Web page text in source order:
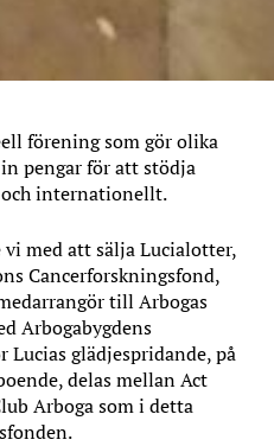
förening som gör olika
pengar för att stödja
internationellt.
med att sälja Lucialotter,
Cancerforskningsfond,
till Arbogas
Arbogabygdens
glädjespridande, på
delas mellan Act
Arboga som i detta